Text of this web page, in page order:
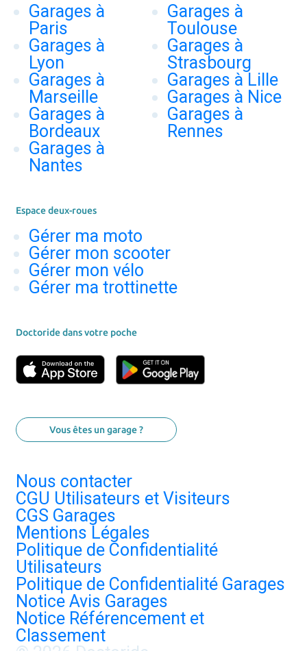
Garages à
Paris
Garages à
Lyon
Garages à
Marseille
Garages à
Bordeaux
Garages à
Nantes
Garages à
Toulouse
Garages à
Strasbourg
Garages à Lille
Garages à Nice
Garages à
Rennes
Espace deux-roues
Gérer ma moto
Gérer mon scooter
Gérer mon vélo
Gérer ma trottinette
Doctoride dans votre poche
Vous êtes un garage ?
Nous contacter
CGU Utilisateurs et Visiteurs
CGS Garages
Mentions Légales
Politique de Confidentialité
Utilisateurs
Politique de Confidentialité Garages
Notice Avis Garages
Notice Référencement et
Classement